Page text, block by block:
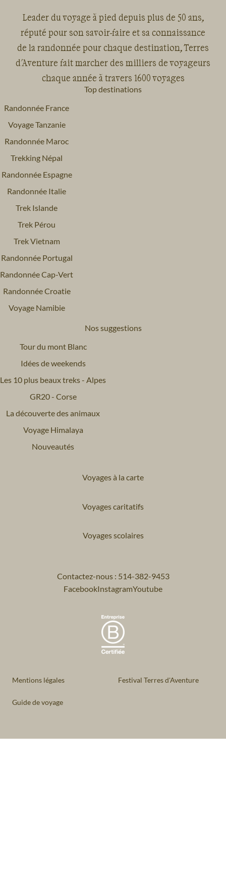
Leader du voyage à pied depuis plus de 50 ans,
réputé pour son savoir-faire et sa connaissance
de la randonnée pour chaque destination, Terres
d'Aventure fait marcher des milliers de voyageurs
chaque année à travers 1600 voyages
Top destinations
Randonnée France
Voyage Tanzanie
Randonnée Maroc
Trekking Népal
Randonnée Espagne
Randonnée Italie
Trek Islande
Trek Pérou
Trek Vietnam
Randonnée Portugal
Randonnée Cap-Vert
Randonnée Croatie
Voyage Namibie
Nos suggestions
Tour du mont Blanc
Idées de weekends
Les 10 plus beaux treks - Alpes
GR20 - Corse
La découverte des animaux
Voyage Himalaya
Nouveautés
Voyages à la carte
Voyages caritatifs
Voyages scolaires
Contactez-nous : 514-382-9453
FacebookInstagramYoutube
Mentions légales Festival Terres d'Aventure
Guide de voyage